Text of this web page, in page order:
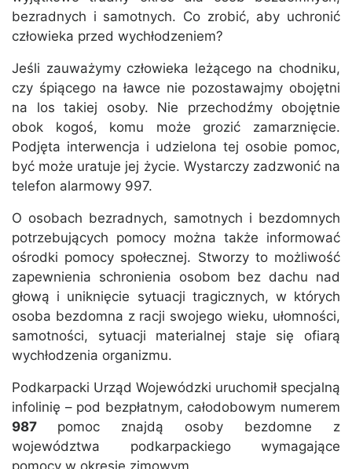
bezradnych i samotnych. Co zrobić, aby uchronić
człowieka przed wychłodzeniem?
Jeśli zauważymy człowieka leżącego na chodniku,
czy śpiącego na ławce nie pozostawajmy obojętni
na los takiej osoby. Nie przechodźmy obojętnie
obok kogoś, komu może grozić zamarznięcie.
Podjęta interwencja i udzielona tej osobie pomoc,
być może uratuje jej życie. Wystarczy zadzwonić na
telefon alarmowy 997.
O osobach bezradnych, samotnych i bezdomnych
potrzebujących pomocy można także informować
ośrodki pomocy społecznej. Stworzy to możliwość
zapewnienia schronienia osobom bez dachu nad
głową i uniknięcie sytuacji tragicznych, w których
osoba bezdomna z racji swojego wieku, ułomności,
samotności, sytuacji materialnej staje się ofiarą
wychłodzenia organizmu.
Podkarpacki Urząd Wojewódzki uruchomił specjalną
infolinię – pod bezpłatnym, całodobowym numerem
987 pomoc znajdą osoby bezdomne z
województwa podkarpackiego wymagające